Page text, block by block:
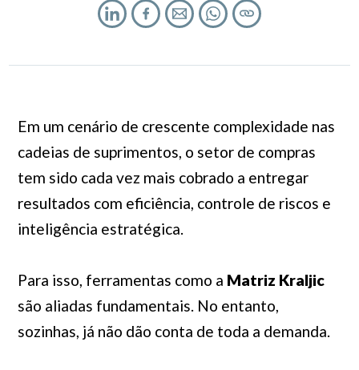
Em um cenário de crescente complexidade nas
cadeias de suprimentos, o setor de compras
tem sido cada vez mais cobrado a entregar
resultados com eficiência, controle de riscos e
inteligência estratégica.
Para isso, ferramentas como a Matriz Kraljic
são aliadas fundamentais. No entanto,
sozinhas, já não dão conta de toda a demanda.